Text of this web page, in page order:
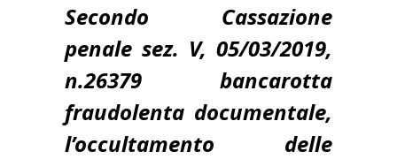
Secondo Cassazione
penale sez. V, 05/03/2019,
n.26379 bancarotta
fraudolenta documentale,
l’occultamento delle